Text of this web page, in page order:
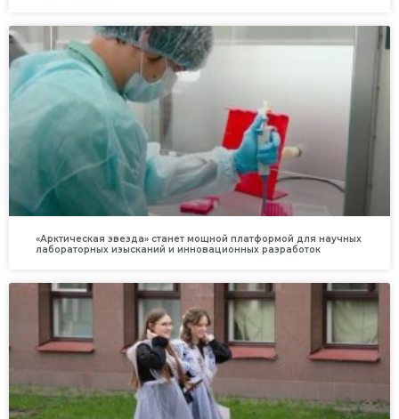
«Арктическая звезда» станет мощной платформой для научных
лабораторных изысканий и инновационных разработок